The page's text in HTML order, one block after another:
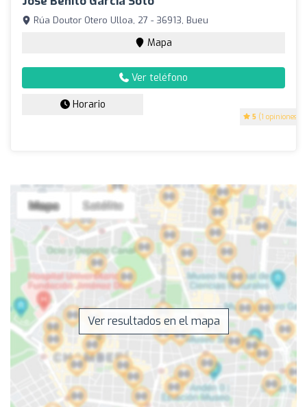
5 (1 opiniones)
Rúa Doutor Otero Ulloa, 27 - 36913, Bueu
Mapa
Ver teléfono
Horario
Ver resultados en el mapa